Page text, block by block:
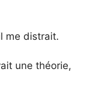
me distrait.
une théorie,